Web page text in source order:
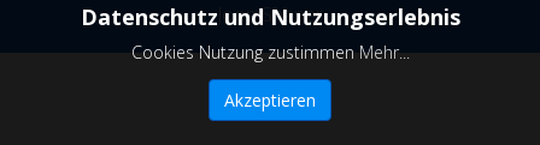
Datenschutz und Nutzungserlebnis
Cookies Nutzung zustimmenMehr...
Akzeptieren
JoomShaper